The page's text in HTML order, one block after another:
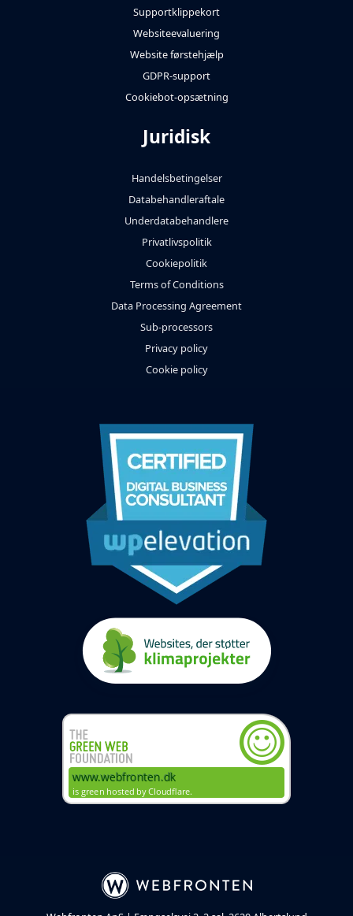
Supportklippekort
Websiteevaluering
Website førstehjælp
GDPR-support
Cookiebot-opsætning
Juridisk
Handelsbetingelser
Databehandleraftale
Underdatabehandlere
Privatlivspolitik
Cookiepolitik
Terms of Conditions
Data Processing Agreement
Sub-processors
Privacy policy
Cookie policy